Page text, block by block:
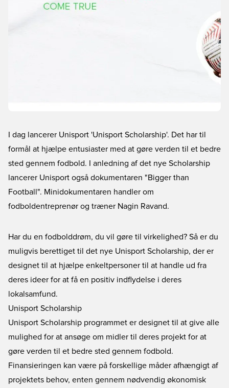
I dag lancerer Unisport 'Unisport Scholarship'. Det har til
formål at hjælpe entusiaster med at gøre verden til et bedre
sted gennem fodbold. I anledning af det nye Scholarship
lancerer Unisport også dokumentaren "Bigger than
Football". Minidokumentaren handler om
fodboldentreprenør og træner Nagin Ravand.
Har du en fodbolddrøm, du vil gøre til virkelighed? Så er du
muligvis berettiget til det nye Unisport Scholarship, der er
designet til at hjælpe enkeltpersoner til at handle ud fra
deres ideer for at få en positiv indflydelse i deres
lokalsamfund.
Unisport Scholarship
Unisport Scholarship programmet er designet til at give alle
mulighed for at ansøge om midler til deres projekt for at
gøre verden til et bedre sted gennem fodbold.
Finansieringen kan være på forskellige måder afhængigt af
projektets behov, enten gennem nødvendig økonomisk